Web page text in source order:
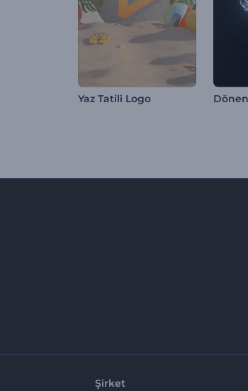
Yaz Tatili Logo
Şirket